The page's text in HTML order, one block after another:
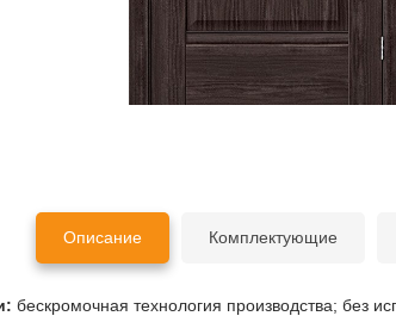
Описание Комплектующие
бескромочная технология производства; без